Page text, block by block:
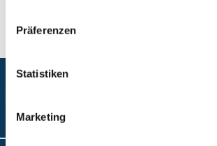
Präferenzen
Statistiken
Marketing